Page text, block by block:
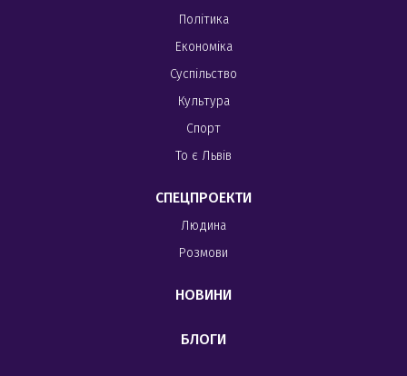
Політика
Економіка
Суспільство
Культура
Спорт
То є Львів
СПЕЦПРОЕКТИ
Людина
Розмови
НОВИНИ
БЛОГИ